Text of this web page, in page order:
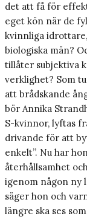
det att få för
eget kön när de
kvinnliga
biologiska män?
tillåter subjektiva
verklighet? Som
att brådskande
bör Annika
S-kvinnor, lyftas
drivande för att
enkelt”. Nu har
återhållsamhet
igenom någon ny
säger hon och
längre ska ses